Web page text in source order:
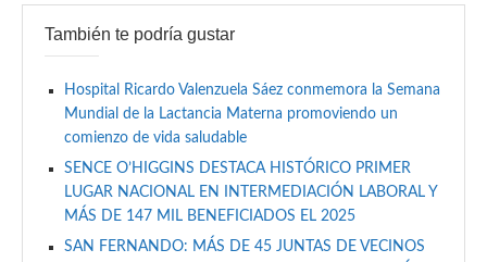
También te podría gustar
Hospital Ricardo Valenzuela Sáez conmemora la Semana
Mundial de la Lactancia Materna promoviendo un
comienzo de vida saludable
SENCE O’HIGGINS DESTACA HISTÓRICO PRIMER
LUGAR NACIONAL EN INTERMEDIACIÓN LABORAL Y
MÁS DE 147 MIL BENEFICIADOS EL 2025
SAN FERNANDO: MÁS DE 45 JUNTAS DE VECINOS